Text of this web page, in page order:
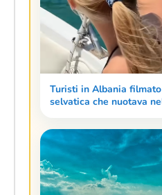
Turisti in Albania
selvatica che nuotava